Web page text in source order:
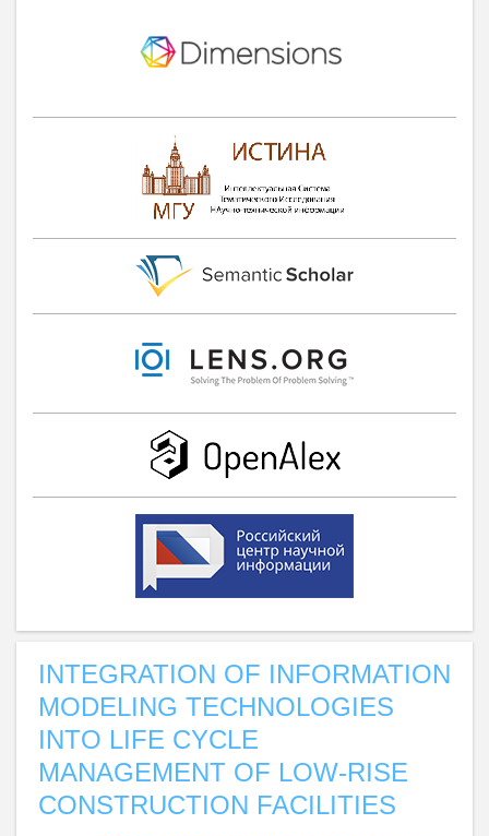
INTEGRATION OF INFORMATION
MODELING TECHNOLOGIES
INTO LIFE CYCLE
MANAGEMENT OF LOW-RISE
CONSTRUCTION FACILITIES